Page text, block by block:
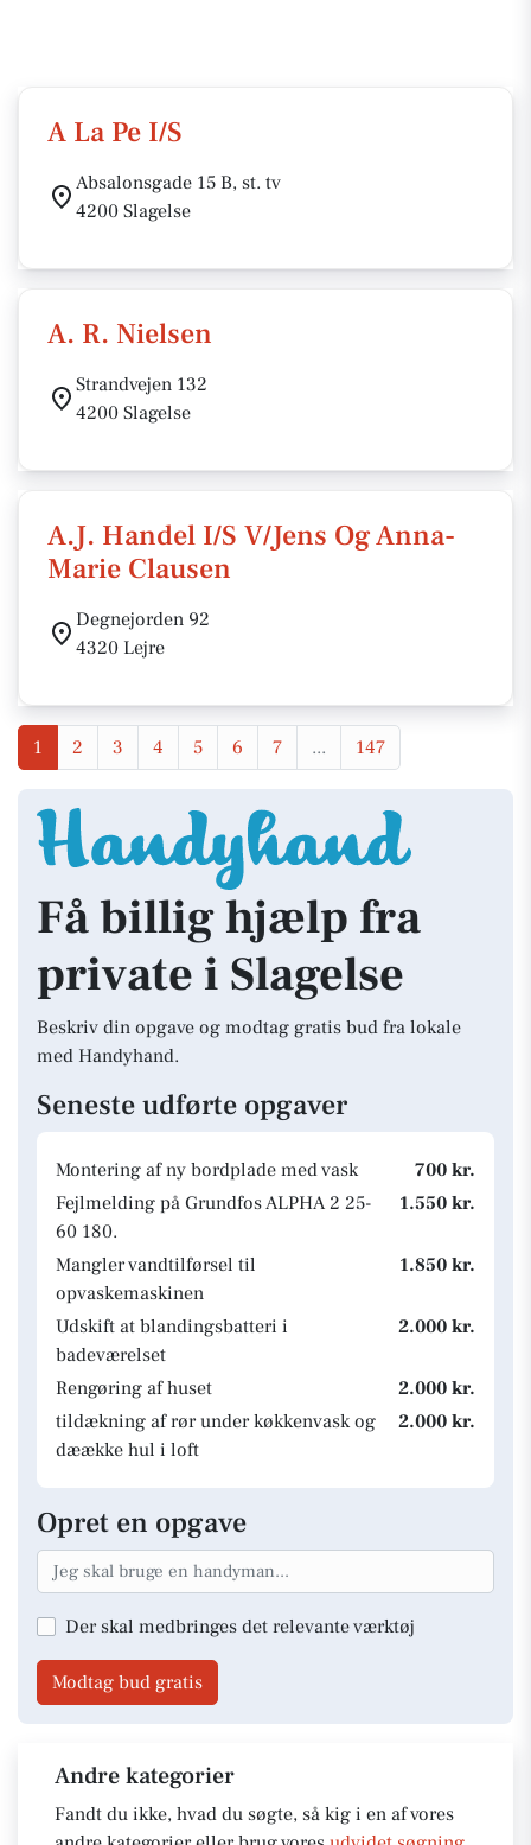
A La Pe I/S
Absalonsgade 15 B, st. tv
4200 Slagelse
A. R. Nielsen
Strandvejen 132
4200 Slagelse
A.J. Handel I/S V/Jens Og Anna-
Marie Clausen
Degnejorden 92
4320 Lejre
1 2 3 4 5 6 7 ... 147
Få billig hjælp fra
private i Slagelse
Beskriv din opgave og modtag gratis bud fra lokale
med Handyhand.
Seneste udførte opgaver
Montering af ny bordplade med vask
700 kr.
Fejlmelding på Grundfos ALPHA 2 25-
60 180.
1.550 kr.
Mangler vandtilførsel til
opvaskemaskinen
1.850 kr.
Udskift at blandingsbatteri i
badeværelset
2.000 kr.
Rengøring af huset
2.000 kr.
tildækning af rør under køkkenvask og
dæække hul i loft
2.000 kr.
Opret en opgave
Der skal medbringes det relevante værktøj
Modtag bud gratis
Andre kategorier
Fandt du ikke, hvad du søgte, så kig i en af vores